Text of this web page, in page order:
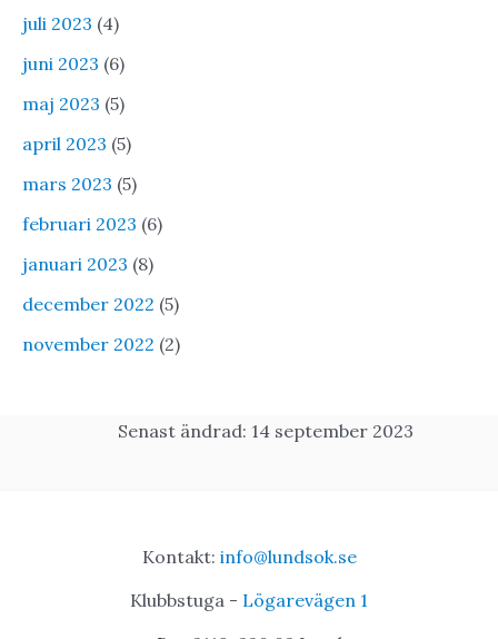
juli 2023 (4)
juni 2023 (6)
maj 2023 (5)
april 2023 (5)
mars 2023 (5)
februari 2023 (6)
januari 2023 (8)
december 2022 (5)
november 2022 (2)
Senast ändrad: 14 september 2023
Kontakt: info@lundsok.se
Klubbstuga - Lögarevägen 1